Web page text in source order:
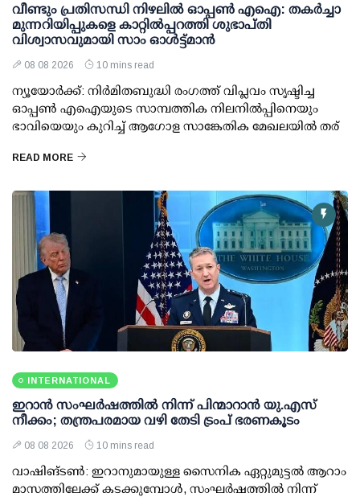
വീണ്ടും പ്രതിസന്ധി നിഴലില്‍ ഓപ്പണ്‍ എഐ: തകര്‍ച്ചാ
മുന്നറിയിപ്പുകളെ കാറ്റില്‍പ്പറത്തി ശുഭാപ്തി
വിശ്വാസവുമായി സാം ഓള്‍ട്ട്മാന്‍
08 08 2026 10 mins read
ന്യൂയോര്‍ക്ക്: നിര്‍മിതബുദ്ധി രംഗത്ത് വിപ്ലവം സൃഷ്ടിച്ച
ഓപ്പണ്‍ എഐയുടെ സാമ്പത്തിക നിലനില്‍പ്പിനെയും
ഭാവിയെയും കുറിച്ച് ആഗോള സാങ്കേതിക മേഖലയില്‍ തര്
READ MORE
INTERNATIONAL
ഇറാന്‍ സംഘര്‍ഷത്തില്‍ നിന്ന് പിന്മാറാന്‍ യു.എസ്
നീക്കം; തന്ത്രപരമായ വഴി തേടി ട്രംപ് ഭരണകൂടം
08 08 2026 10 mins read
വാഷിങ്ടണ്‍: ഇറാനുമായുള്ള സൈനിക ഏറ്റുമുട്ടല്‍ ആറാം
മാസത്തിലേക്ക് കടക്കുമ്പോള്‍, സംഘര്‍ഷത്തില്‍ നിന്ന്